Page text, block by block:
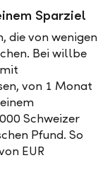
Sparziel
die von wenigen
Bei willbe
von 1 Monat
Schweizer
Pfund. So
EUR